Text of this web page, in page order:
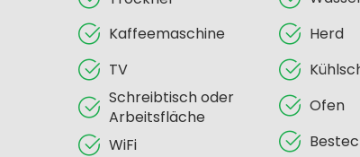
Kaffeemaschine
TV
Schreibtisch oder
Arbeitsfläche
WiFi
Herd
Ofen